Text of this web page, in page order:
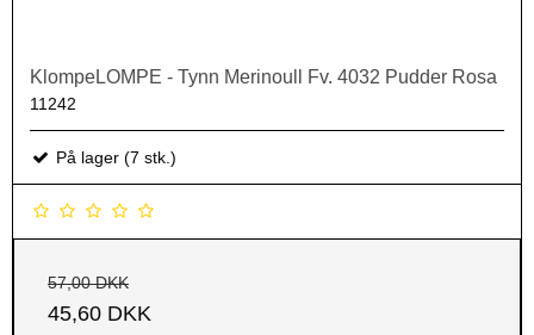
KlompeLOMPE - Tynn Merinoull Fv. 4032 Pudder Rosa
11242
På lager (7 stk.)
57,00 DKK
45,60 DKK